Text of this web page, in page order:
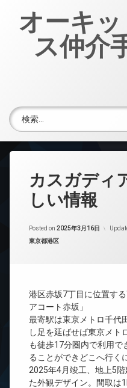
オーキ
ス仲介
カスガディ
しい情報
Posted on 2025年3月16日
カテゴリー:
東京都港区
港区赤坂7丁目に位置す
アコート赤坂」
最寄駅は東京メトロ千代
し足を延ばせば東京メト
も徒歩17分圏内で利用で
ることができどこへ行く
2025年4月竣工、地上5
た外観デザイン。間取は